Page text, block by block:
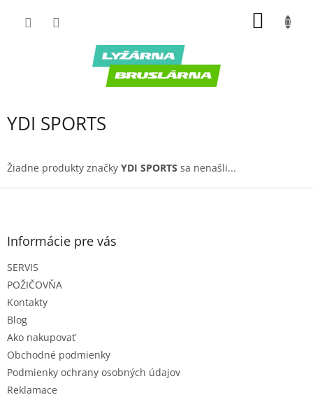
YDI SPORTS
Žiadne produkty značky YDI SPORTS sa nenašli...
Z
Informácie pre vás
SERVIS
POŽIČOVŇA
Kontakty
Blog
Ako nakupovať
Obchodné podmienky
Podmienky ochrany osobných údajov
Reklamace